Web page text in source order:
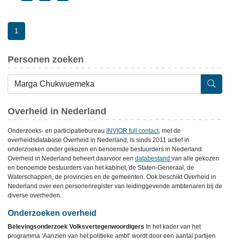
1
Personen zoeken
Overheid in Nederland
Onderzoeks- en participatiebureau INVIOR full contact, met de
overheidsdatabase Overheid in Nederland, is sinds 2011 actief in
onderzoeken onder gekozen en benoemde bestuurders in Nederland.
Overheid in Nederland beheert daarvoor een databestand van alle gekozen
en benoemde bestuurders van het kabinet, de Staten-Generaal, de
Waterschappen, de provincies en de gemeenten. Ook beschikt Overheid in
Nederland over een personenregister van leidinggevende ambtenaren bij de
diverse overheden.
Onderzoeken overheid
Belevingsonderzoek Volksvertegenwoordigers In het kader van het
programma ‘Aanzien van het politieke ambt’ wordt door een aantal partijen